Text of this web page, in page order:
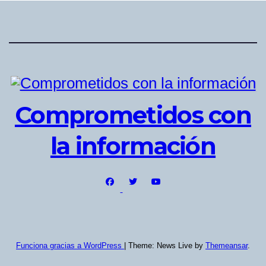
Comprometidos con
la información
Funciona gracias a WordPress Theme: News Live by Themeansar.